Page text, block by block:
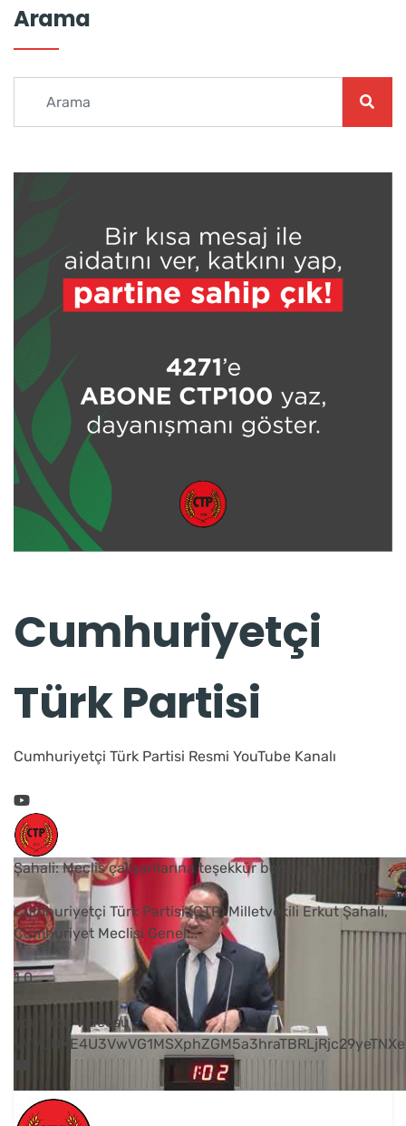
Arama
Cumhuriyetçi
Türk Partisi
Cumhuriyetçi Türk Partisi Resmi YouTube Kanalı
Şahali: Meclis çalışanlarına teşekkür borcumuz vardır
Cumhuriyetçi Türk Partisi (CTP) Milletvekili Erkut Şahali,
Cumhuriyet Meclisi Genel...
1 0
YouTube Videosu